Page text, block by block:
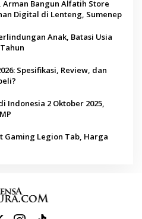
Bangun Alfatih Store
Digital di Lenteng, Sumenep
Anak, Batasi Usia
Spesifikasi, Review, dan
Indonesia 2 Oktober 2025,
Gaming Legion Tab, Harga